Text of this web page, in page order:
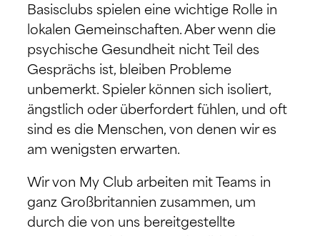
Basisclubs spielen eine wichtige Rolle in
lokalen Gemeinschaften. Aber wenn die
psychische Gesundheit nicht Teil des
Gesprächs ist, bleiben Probleme
unbemerkt. Spieler können sich isoliert,
ängstlich oder überfordert fühlen, und oft
sind es die Menschen, von denen wir es
am wenigsten erwarten.
Wir von My Club arbeiten mit Teams in
ganz Großbritannien zusammen, um
durch die von uns bereitgestellte